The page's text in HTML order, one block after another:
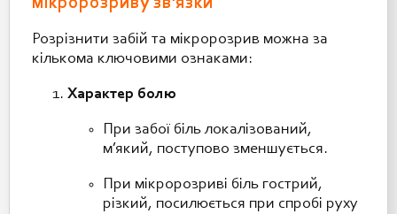
Розрізнити забій та мікророзрив можна за
кількома ключовими ознаками:
Характер болю
При забої біль локалізований,
м’який, поступово зменшується.
При мікророзриві біль гострий,
різкий, посилюється при спробі руху